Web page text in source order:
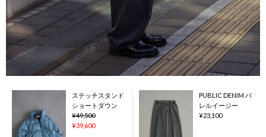
ステッチスタンド
ショートダウン
¥49,500
¥39,600
PUBLIC DENIM バ
レルイージー
¥23,100